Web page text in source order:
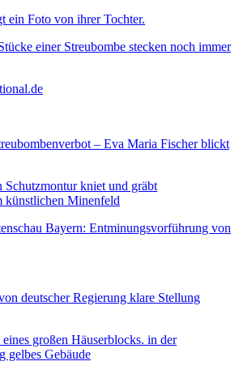
einer Streubombe stecken noch immer
– Eva Maria Fischer blickt
Bayern: Entminungsvorführung von
deutscher Regierung klare Stellung